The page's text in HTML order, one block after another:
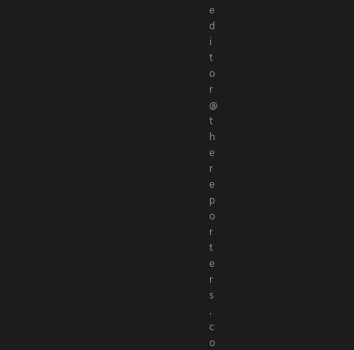
e
d
i
t
o
r
@
t
h
e
r
e
p
o
r
t
e
r
s
.
c
o